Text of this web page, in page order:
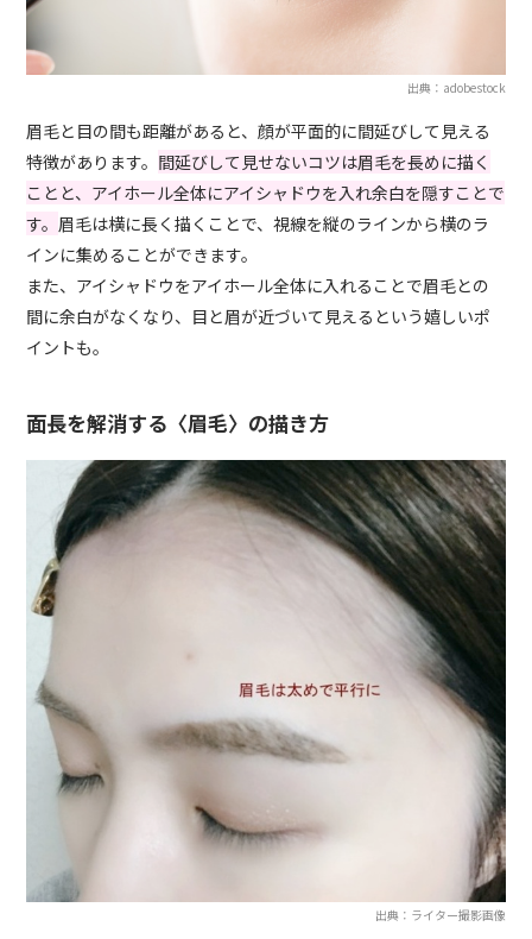
出典：adobestock
眉毛と目の間も距離があると、顔が平面的に間延びして見える
特徴があります。 間延びして見せないコツは眉毛を長めに描く
ことと、アイホール全体にアイシャドウを入れ余白を隠すことで
す。眉毛は横に長く描くことで、視線を縦のラインから横のラ
インに集めることができます。
また、アイシャドウをアイホール全体に入れることで眉毛との
間に余白がなくなり、目と眉が近づいて見えるという嬉しいポ
イントも。
面長を解消する〈眉毛〉の描き方
出典：ライター撮影画像